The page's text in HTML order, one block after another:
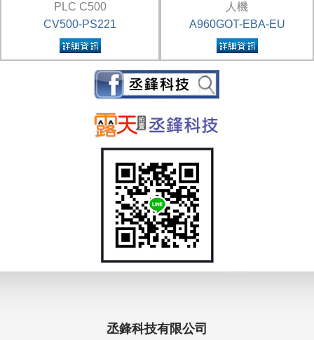
PLC C500
CV500-PS221
人機
A960GOT-EBA-EU
丞鋒科技有限公司